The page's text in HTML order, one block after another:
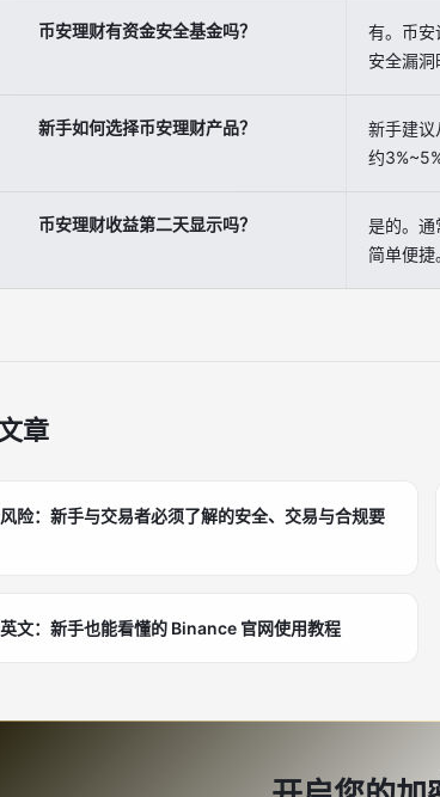
币安理财有资金安全基金吗？
有。币安
安全漏洞
新手如何选择币安理财产品？
新手建议
约
币安理财收益第二天显示吗？
是的。通
简单便捷
章
险：新手与交易者必须了解的安全、交易与合规要
文：新手也能看懂的 Binance 官网使用教程